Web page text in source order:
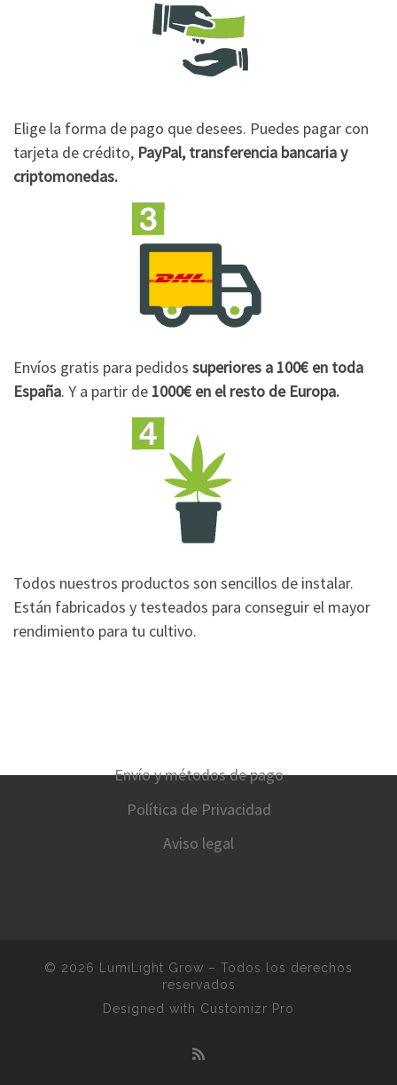
Elige la forma de pago que desees. Puedes pagar con
tarjeta de crédito, PayPal, transferencia bancaria y
criptomonedas.
Envíos gratis para pedidos superiores a 100€ en toda
España. Y a partir de 1000€ en el resto de Europa.
Todos nuestros productos son sencillos de instalar.
Están fabricados y testeados para conseguir el mayor
rendimiento para tu cultivo.
Envío y métodos de pago
Política de Privacidad
Aviso legal
© 2026 LumiLight Grow – Todos los derechos
reservados
Designed with Customizr Pro